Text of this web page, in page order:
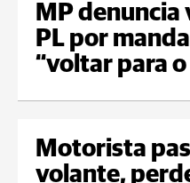
MP
PL por
“voltar para o
Motorista
volante,